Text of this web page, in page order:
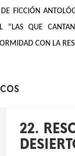
FICCIÓN
“LAS QUE
CON LA
22.